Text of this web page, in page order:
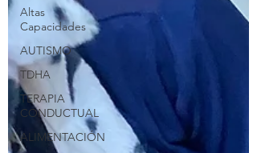
Altas
Capacidades
AUTISMO
TDHA
TERAPIA
CONDUCTUAL
ALIMENTACIÓN